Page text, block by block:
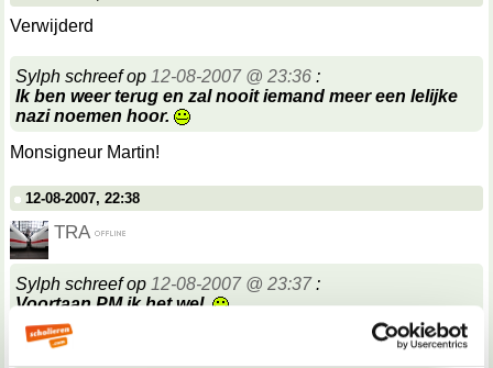
Verwijderd
Sylph schreef op 12-08-2007 @ 23:36 :
Ik ben weer terug en zal nooit iemand meer een lelijke
nazi noemen hoor.
Monsigneur Martin!
12-08-2007, 22:38
TRA
Sylph schreef op 12-08-2007 @ 23:37:
Voortaan PM ik het wel.